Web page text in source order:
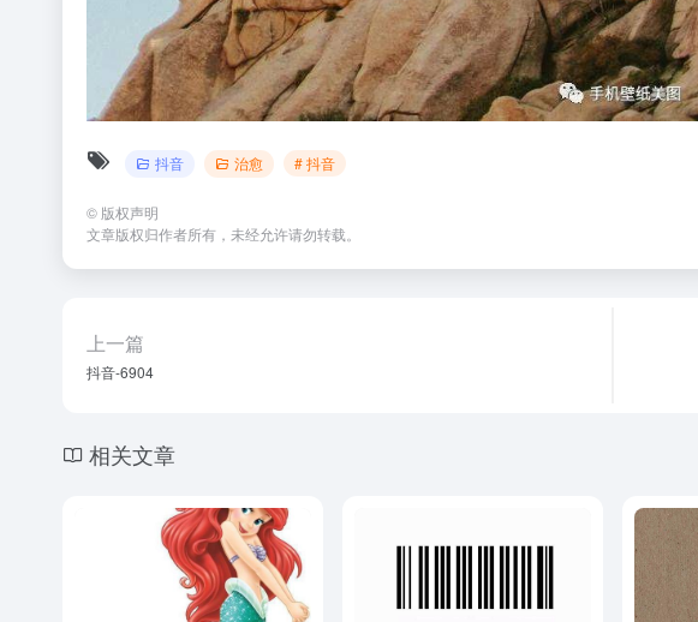
抖音 治愈 # 抖音
© 版权声明
文章版权归作者所有，未经允许请勿转载。
上一篇
抖音-6904
相关文章